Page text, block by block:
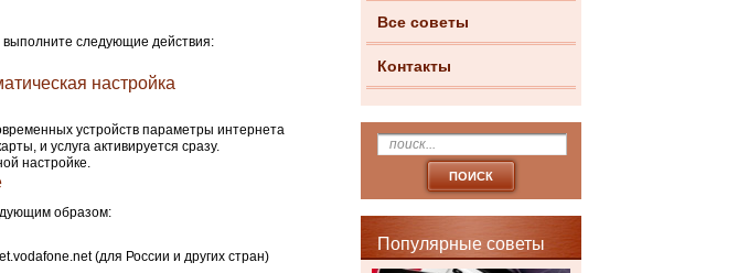
Все советы
Контакты
Популярные советы
выполните следующие действия:
настройка
устройств параметры интернета
и услуга активируется сразу.
настройке.
образом:
(для России и других стран)